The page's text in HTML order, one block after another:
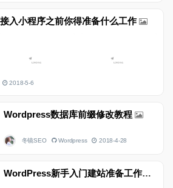
入小程序之前你得准备什么工作
2018-5-6
Wordpress数据库前缀修改教程
冬镜SEO Wordpress 2018-4-28
WordPress新手入门建站准备工作教程